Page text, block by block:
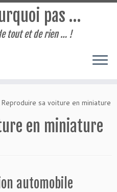
pas …
tout et de rien … !
Reproduire sa voiture en miniature
en miniature
automobile